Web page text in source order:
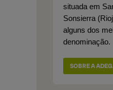
situada em
Sonsierra
alguns dos
denominação.
SOBRE A